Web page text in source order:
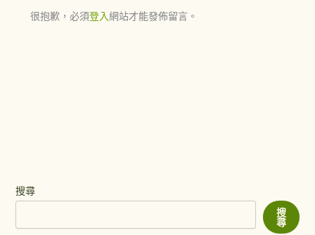
很抱歉，必須登入網站才能發佈留言。
搜尋
搜
尋